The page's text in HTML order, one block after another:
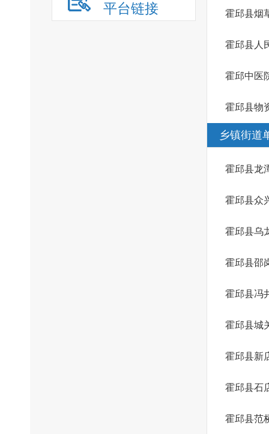
平台链接
霍邱县烟
霍邱县人
霍邱中医
霍邱县物
乡镇街道
霍邱县龙
霍邱县众
霍邱县乌
霍邱县邵
霍邱县冯
霍邱县城
霍邱县新
霍邱县石
霍邱县范